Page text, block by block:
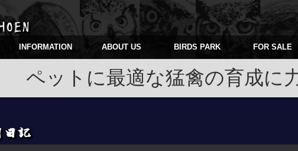
INFORMATION ABOUT US BIRDS PARK FOR SALE
ペットに最適な猛禽の育成に